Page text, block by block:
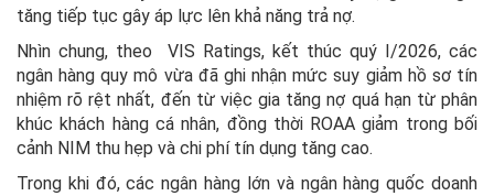
tăng tiếp tục gây áp lực lên khả năng trả nợ.
Nhìn chung, theo VIS Ratings, kết thúc quý I/2026, các
ngân hàng quy mô vừa đã ghi nhận mức suy giảm hồ sơ tín
nhiệm rõ rệt nhất, đến từ việc gia tăng nợ quá hạn từ phân
khúc khách hàng cá nhân, đồng thời ROAA giảm trong bối
cảnh NIM thu hẹp và chi phí tín dụng tăng cao.
Trong khi đó, các ngân hàng lớn và ngân hàng quốc doanh